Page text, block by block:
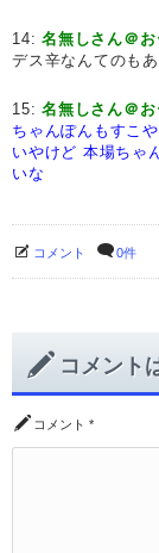
14:名無しさん＠お
デス辛なんてのも
15:名無しさん＠お
ちゃんぽんもすこ
いやけど 本場ちゃ
いな
コメント 0件
コメント
コメント *